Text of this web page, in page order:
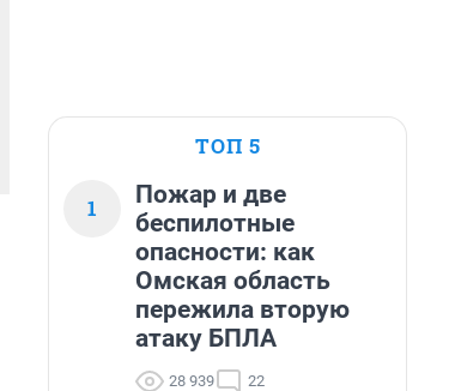
ТОП 5
1
Пожар и две
беспилотные
опасности: как
Омская область
пережила вторую
атаку БПЛА
28 939 22